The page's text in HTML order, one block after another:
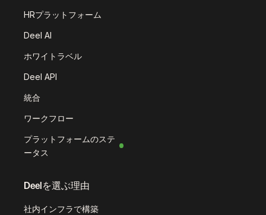
HRプラットフォーム
Deel AI
ホワイトラベル
Deel API
統合
ワークフロー
プラットフォームのステ
ータス
Deelを選ぶ理由
社内インフラで構築